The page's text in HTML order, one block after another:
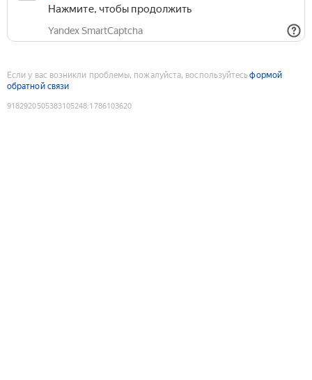
Нажмите, чтобы продолжить
Yandex SmartCaptcha
Если у вас возникли проблемы, пожалуйста, воспользуйтесьформой
обратной связи
9182920505383105248:1786103620